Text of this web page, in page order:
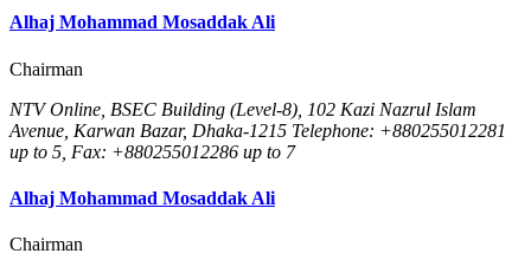
Alhaj Mohammad Mosaddak Ali
Chairman
NTV Online, BSEC Building (Level-8), 102 Kazi Nazrul Islam
Avenue, Karwan Bazar, Dhaka-1215 Telephone: +880255012281
up to 5, Fax: +880255012286 up to 7
Alhaj Mohammad Mosaddak Ali
Chairman